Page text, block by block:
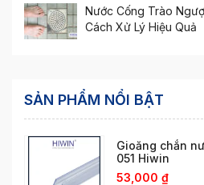
Nước Cống Trào
Cách Xử Lý Hiệu Quả
SẢN PHẨM NỔI BẬT
Gioăng chắn
051 Hiwin
53,000 ₫